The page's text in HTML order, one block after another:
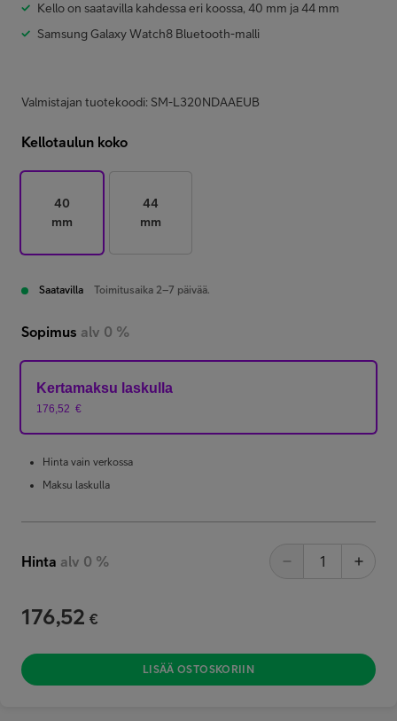
Kello on saatavilla kahdessa eri koossa, 40 mm ja 44 mm
Samsung Galaxy Watch8 Bluetooth-malli
Valmistajan tuotekoodi: SM-L320NDAAEUB
Kellotaulun koko
40
mm
44
mm
Saatavilla Toimitusaika 2–7 päivää.
Sopimus alv 0 %
Kertamaksu laskulla
176,52 €
Hinta vain verkossa
Maksu laskulla
Hinta alv 0 %
176,52 €
LISÄÄ OSTOSKORIIN